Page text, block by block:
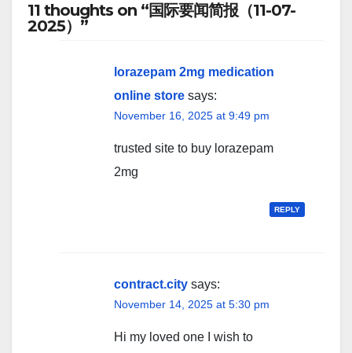
11 thoughts on “国际要闻简报（11-07-
2025）”
lorazepam 2mg medication
online store says:
November 16, 2025 at 9:49 pm
trusted site to buy lorazepam
2mg
REPLY
contract.city says:
November 14, 2025 at 5:30 pm
Hi my loved one I wish to